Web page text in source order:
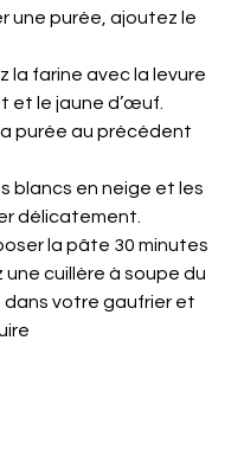
une purée, ajoutez le
la farine avec la levure
et le jaune d’œuf.
purée au précédent
blancs en neige et les
délicatement.
la pâte 30 minutes
une cuillère à soupe du
dans votre gaufrier et